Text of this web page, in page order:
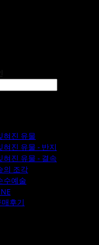
혀진 유물
혀진 유물 - 반지
혀진 유물 - 결속
의 조각
수예술
후기